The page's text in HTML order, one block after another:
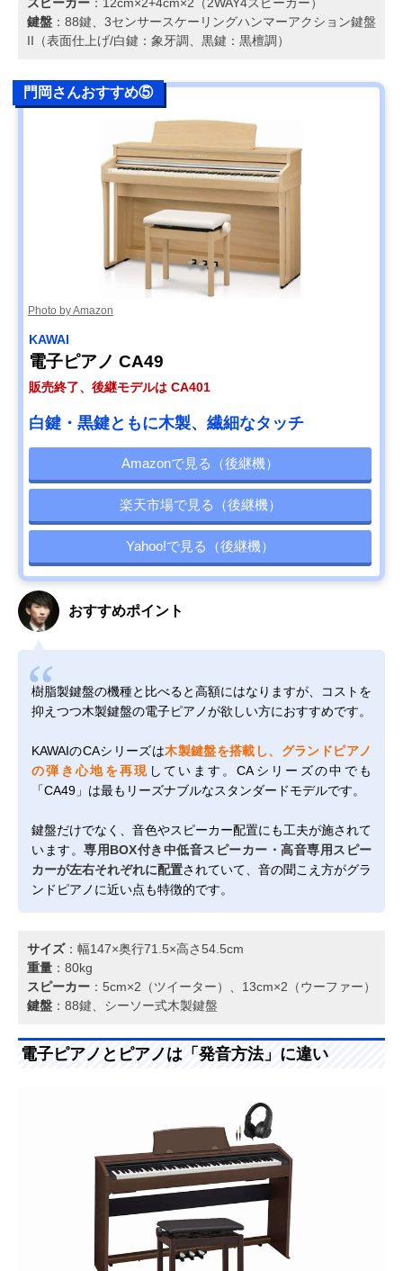
鍵盤 ：88鍵、3センサースケーリングハンマーアクション鍵盤
II（表面仕上げ/白鍵：象牙調、黒鍵：黒檀調）
門岡さんおすすめ⑤
Photo by Amazon
KAWAI
電子ピアノ CA49
販売終了、後継モデルは CA401
白鍵・黒鍵ともに木製、繊細なタッチ
Amazonで見る（後継機）
楽天市場で見る（後継機）
Yahoo!で見る（後継機）
おすすめポイント
樹脂製鍵盤の機種と比べると高額にはなりますが、コストを
抑えつつ木製鍵盤の電子ピアノが欲しい方におすすめです。
KAWAIのCAシリーズは木製鍵盤を搭載し、グランドピアノ
の弾き心地を再現 しています。CAシリーズの中でも
「CA49」は最もリーズナブルなスタンダードモデルです。
鍵盤だけでなく、音色やスピーカー配置にも工夫が施されて
います。 専用BOX付き中低音スピーカー・高音専用スピー
カーが左右それぞれに配置されていて、音の聞こえ方がグラ
ンドピアノに近い点も特徴的です。
サイズ：幅147×奥行71.5×高さ54.5cm
重量 ：80kg
スピーカー ：5cm×2（ツイーター）、13cm×2（ウーファー）
鍵盤 ：88鍵、シーソー式木製鍵盤
電子ピアノとピアノは「発音方法」に違い